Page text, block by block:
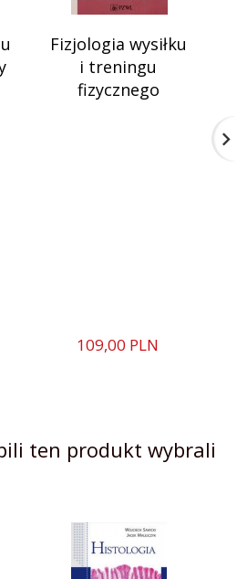
Fizjologia wysiłku
i treningu
fizycznego
109,00 PLN
ten produkt wybrali